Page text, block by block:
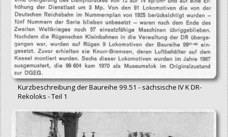
Kurzbeschreibung der Baureihe 99.51 - sächsische IV K DR-
Rekoloks - Teil 1